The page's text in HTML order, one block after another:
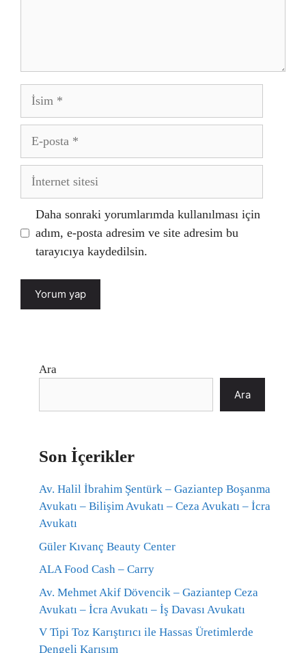
İsim
posta
İnternet
Daha sonraki yorumlarımda kullanılması için
adım, e-posta adresim ve site adresim bu
tarayıcıya kaydedilsin.
Ara
Ara
Son İçerikler
Av. Halil İbrahim Şentürk – Gaziantep Boşanma
Avukatı – Bilişim Avukatı – Ceza Avukatı – İcra
Avukatı
Güler Kıvanç Beauty Center
ALA Food Cash – Carry
Av. Mehmet Akif Dövencik – Gaziantep Ceza
Avukatı – İcra Avukatı – İş Davası Avukatı
V Tipi Toz Karıştırıcı ile Hassas Üretimlerde
Dengeli Karışım